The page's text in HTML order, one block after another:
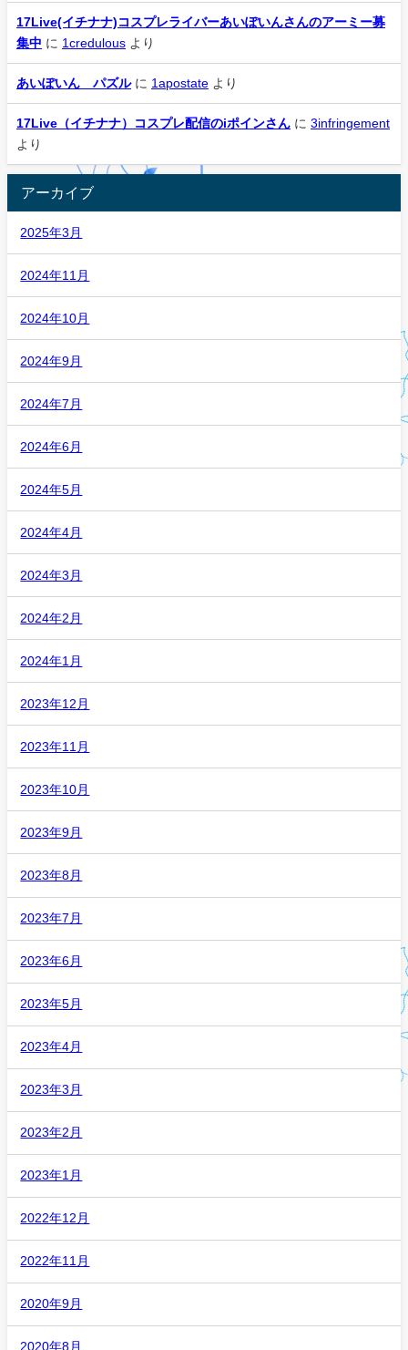
17Live(イチナナ)コスプレライバーあいぽいんさんのアーミー募
集中 に 1credulous より
あいぽいん パズルに 1apostate より
17Live（イチナナ）コスプレ配信のiポインさん に 3infringement
より
アーカイブ
2025年3月
2024年11月
2024年10月
2024年9月
2024年7月
2024年6月
2024年5月
2024年4月
2024年3月
2024年2月
2024年1月
2023年12月
2023年11月
2023年10月
2023年9月
2023年8月
2023年7月
2023年6月
2023年5月
2023年4月
2023年3月
2023年2月
2023年1月
2022年12月
2022年11月
2020年9月
2020年8月